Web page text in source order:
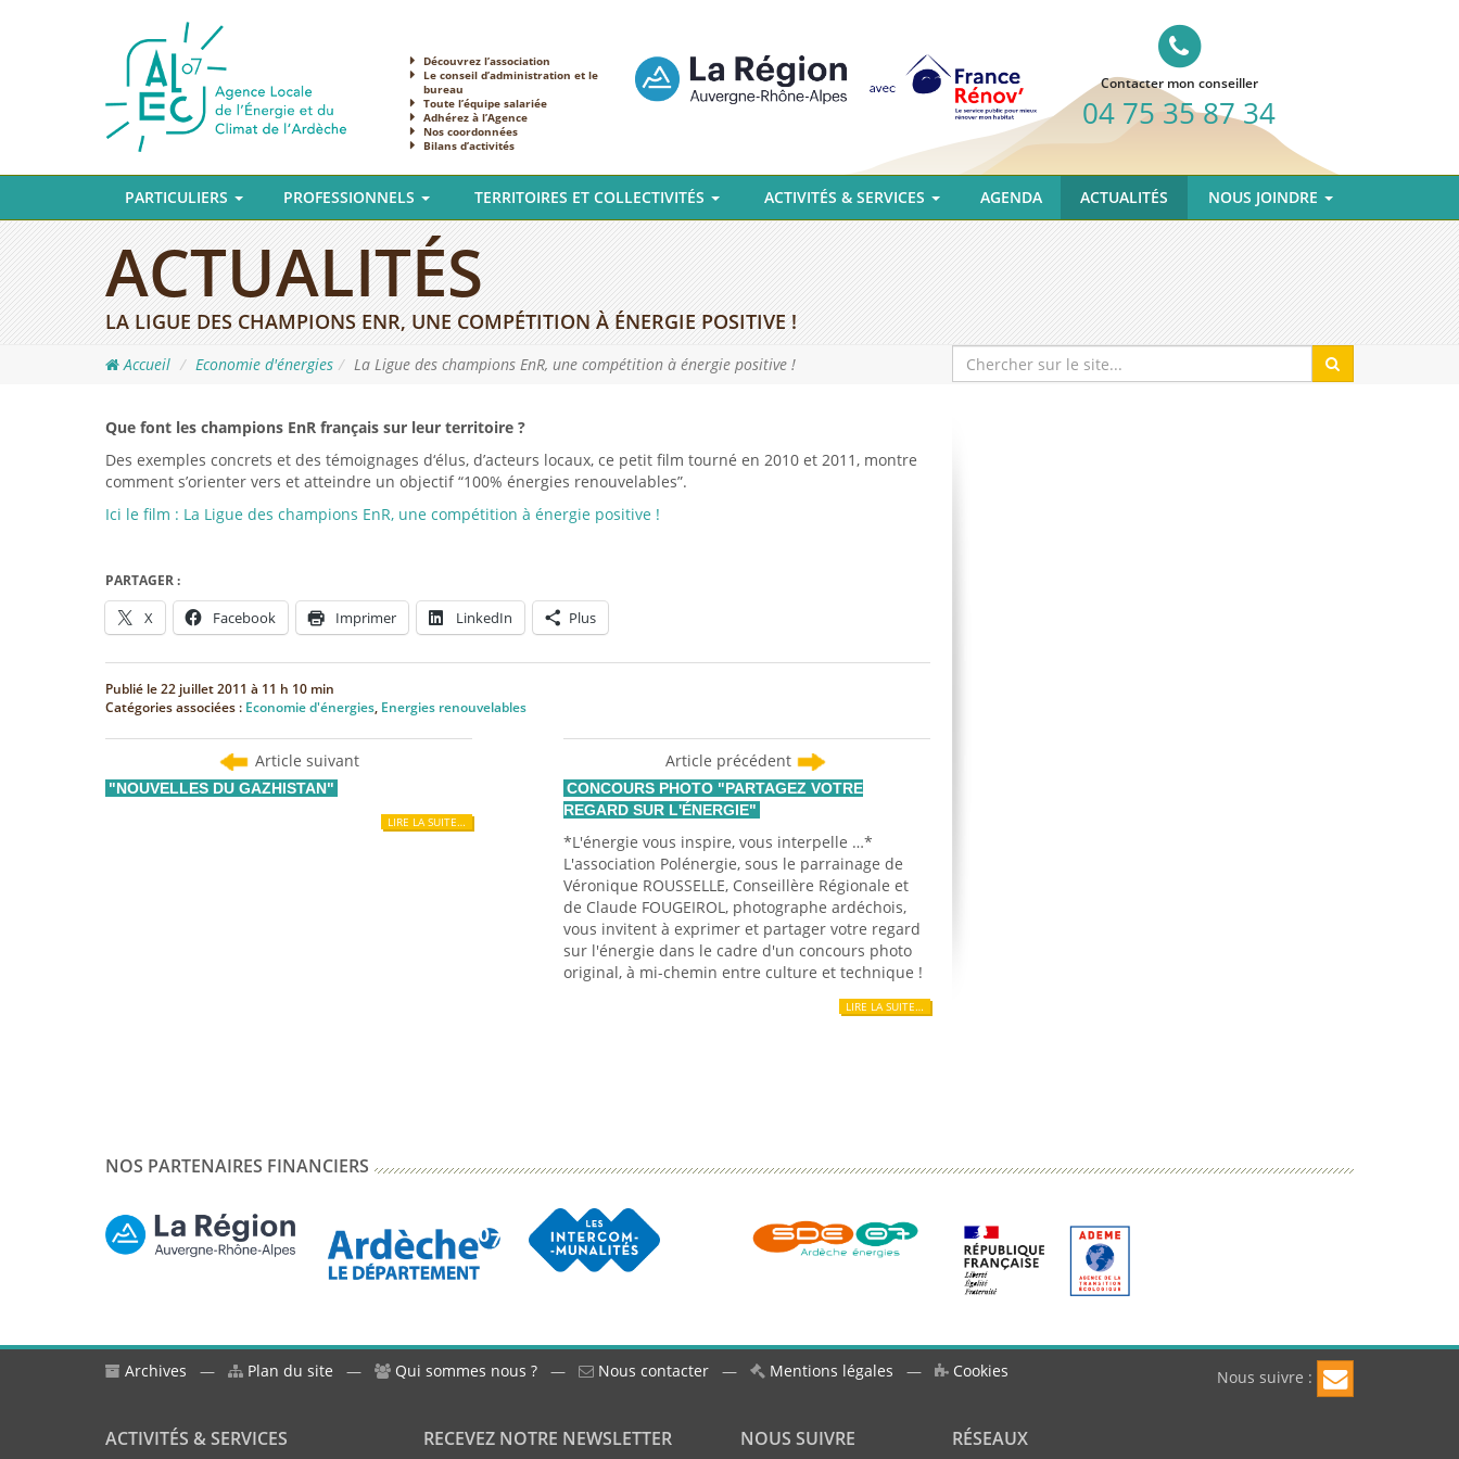
Découvrez l’association
Le conseil d’administration et le
bureau
Toute l’équipe salariée
Adhérez à l’Agence
Nos coordonnées
Bilans d’activités
Contacter mon conseiller
04 75 35 87 34
PARTICULIERS PROFESSIONNELS TERRITOIRES ET COLLECTIVITÉS ACTIVITÉS & SERVICES AGENDA ACTUALITÉS NOUS JOINDRE
ACTUALITÉS
LA LIGUE DES CHAMPIONS ENR, UNE COMPÉTITION À ÉNERGIE POSITIVE !
Accueil Economie d'énergies La Ligue des champions EnR, une compétition à énergie positive !
Que font les champions EnR français sur leur territoire ?
Des exemples concrets et des témoignages d‘élus, d’acteurs locaux, ce petit film tourné en 2010 et 2011, montre
comment s’orienter vers et atteindre un objectif “100% énergies renouvelables”.
Ici le film : La Ligue des champions EnR, une compétition à énergie positive !
PARTAGER :
X Facebook Imprimer LinkedIn Plus
Publié le22 juillet 2011 à 11 h 10 min
Catégories associées : Economie d'énergies, Energies renouvelables
Article suivant
"NOUVELLES DU GAZHISTAN"
LIRE LA SUITE…
Article précédent
CONCOURS PHOTO "PARTAGEZ VOTRE
REGARD SUR L'ÉNERGIE"
*L'énergie vous inspire, vous interpelle …*
L'association Polénergie, sous le parrainage de
Véronique ROUSSELLE, Conseillère Régionale et
de Claude FOUGEIROL, photographe ardéchois,
vous invitent à exprimer et partager votre regard
sur l'énergie dans le cadre d'un concours photo
original, à mi-chemin entre culture et technique !
LIRE LA SUITE…
NOS PARTENAIRES FINANCIERS
Archives — Plan du site — Qui sommes nous ? — Nous contacter — Mentions légales — Cookies Nous suivre :
ACTIVITÉS & SERVICES RECEVEZ NOTRE NEWSLETTER NOUS SUIVRE RÉSEAUX